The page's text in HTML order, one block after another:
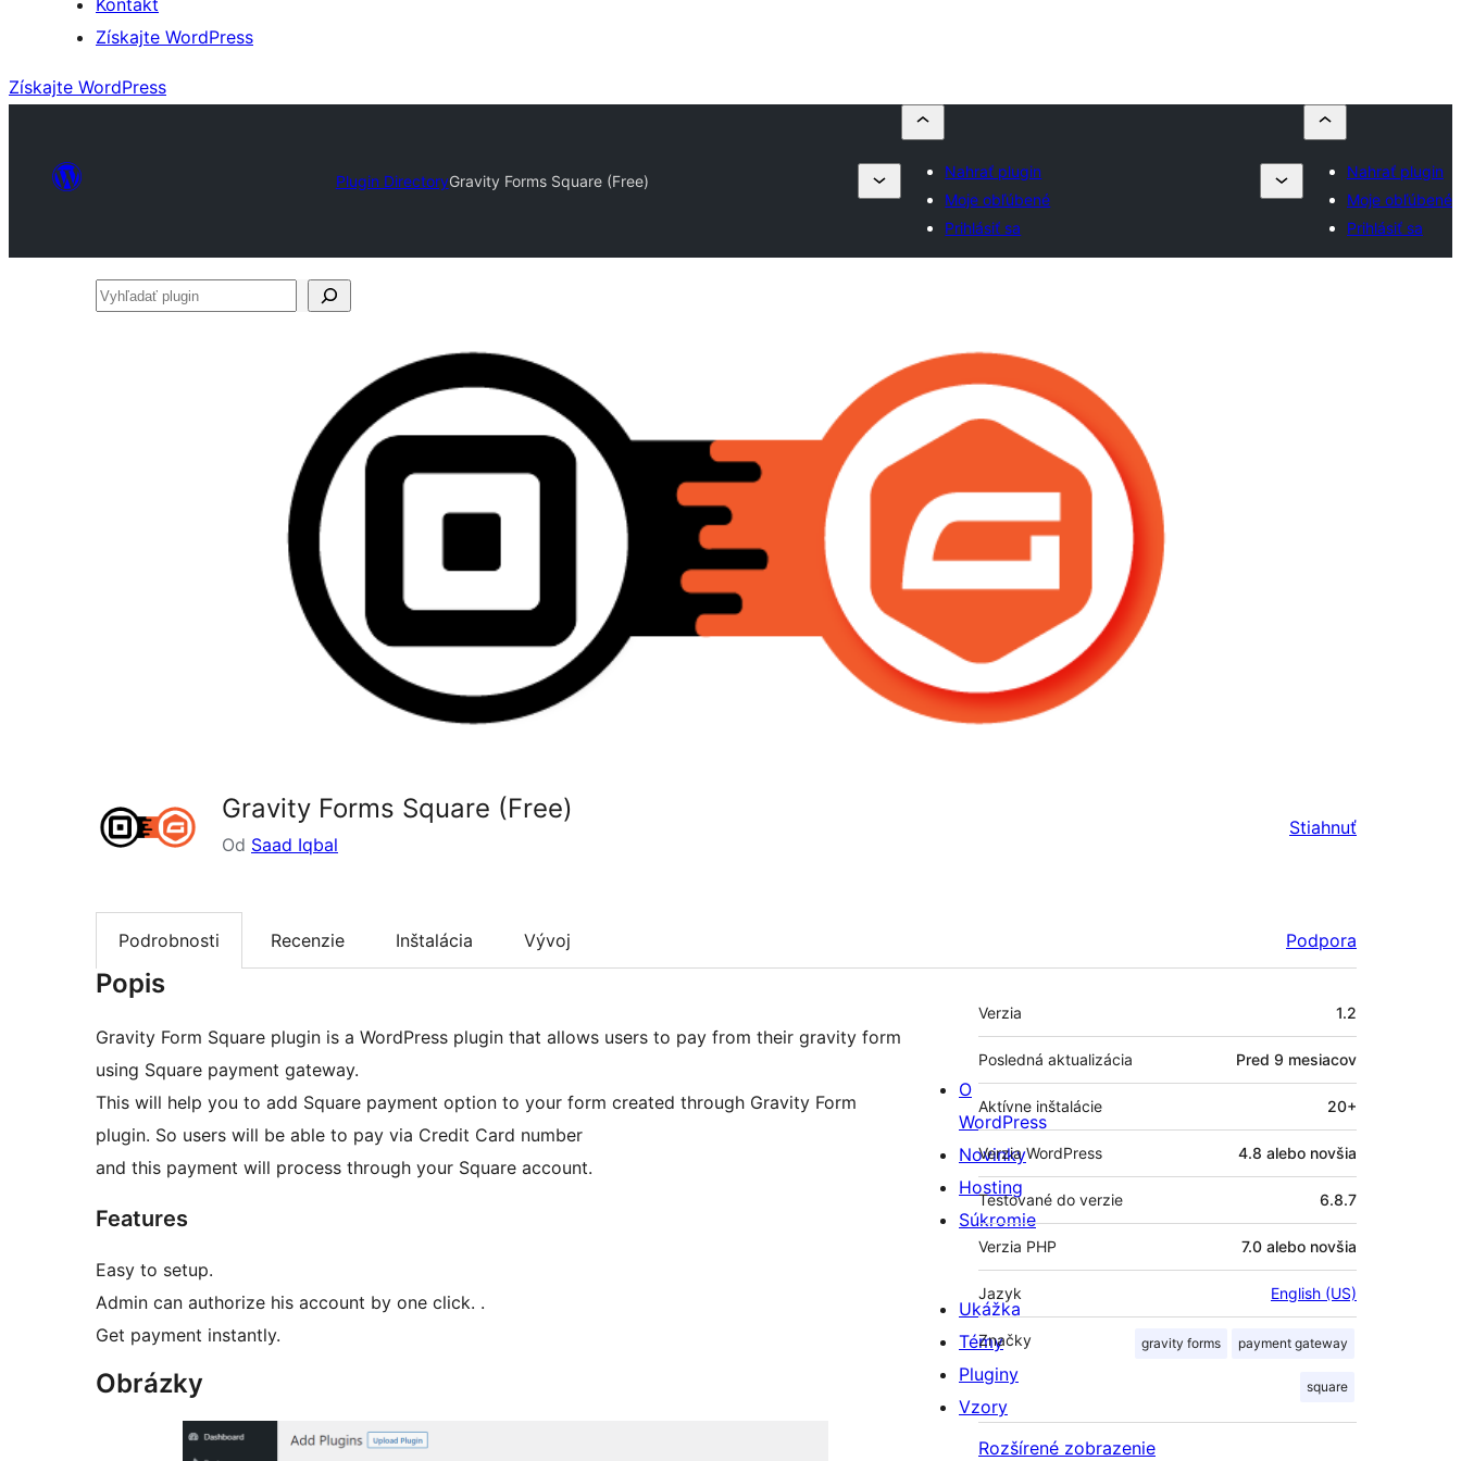
Kontakt
Získajte WordPress
Získajte WordPress
Plugin DirectoryGravity Forms Square (Free)
Nahrať plugin
Moje obľúbené
Prihlásiť sa
Nahrať plugin
Moje obľúbené
Prihlásiť sa
Vyhľadať
Gravity Forms Square (Free)
Od Saad Iqbal
Stiahnuť
Podrobnosti Recenzie Inštalácia Vývoj Podpora
Popis
Gravity Form Square plugin is a WordPress plugin that allows users to pay from their gravity form
using Square payment gateway.
This will help you to add Square payment option to your form created through Gravity Form
plugin. So users will be able to pay via Credit Card number
and this payment will process through your Square account.
Features
Easy to setup.
Admin can authorize his account by one click. .
Get payment instantly.
Obrázky
Meta
Verzia 1.2
Posledná aktualizácia Pred 9 mesiacov
Aktívne inštalácie 20+
Verzia WordPress 4.8 alebo novšia
Testované do verzie 6.8.7
Verzia PHP 7.0 alebo novšia
Jazyk English (US)
Značky gravity forms payment gateway
square
Rozšírené zobrazenie
O
WordPress
Novinky
Hosting
Súkromie
Ukážka
Témy
Pluginy
Vzory